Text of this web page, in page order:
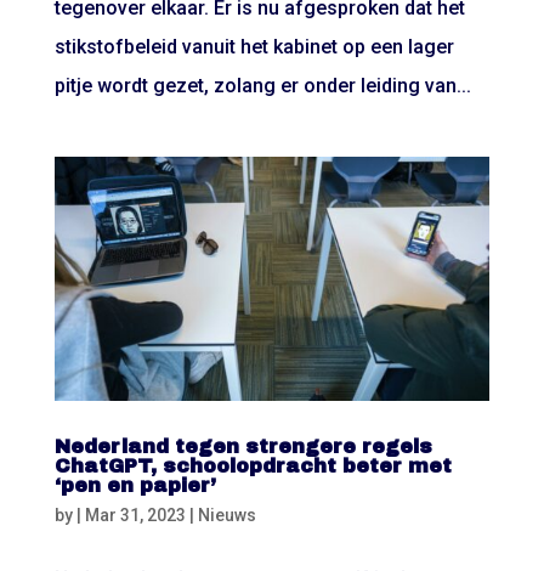
tegenover elkaar. Er is nu afgesproken dat het
stikstofbeleid vanuit het kabinet op een lager
pitje wordt gezet, zolang er onder leiding van...
Nederland tegen strengere regels
ChatGPT, schoolopdracht beter met
‘pen en papier’
by Mar 31, 2023 Nieuws